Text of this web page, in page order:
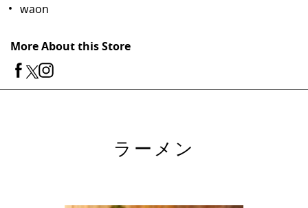
waon
More About this Store
ラーメン